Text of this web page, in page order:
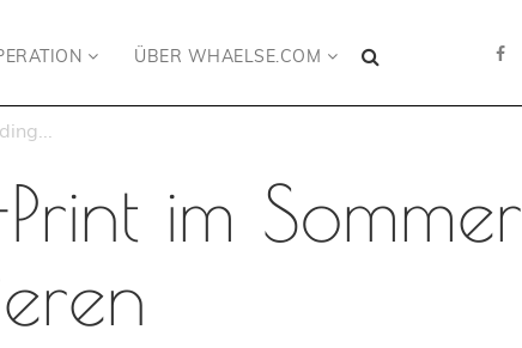
ÜBER WHAELSE.COM
im Sommer